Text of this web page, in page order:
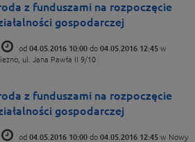
z funduszami na rozpoczęcie
gospodarczej
od 04.05.2016 10:00 do 04.05.2016 12:45 w
ul. Jana Pawła II 9/10
z funduszami na rozpoczęcie
gospodarczej
od 04.05.2016 10:00 do 04.05.2016 12:45 w Nowy